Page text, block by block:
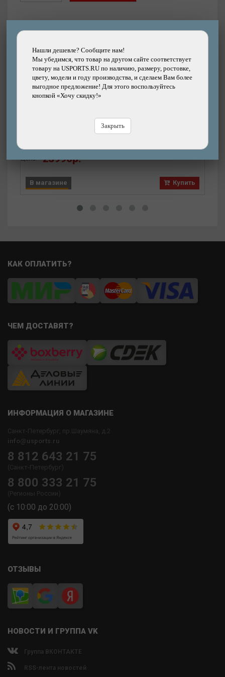
Нашли дешевле? Сообщите нам!
Мы убедимся, что товар на другом сайте соответствует
товару на USPORTS.RU по наличию, размеру, ростовке,
цвету, модели и году производства, и сделаем Вам более
выгодное предложение! Для этого воспользуйтесь
кнопкой «Хочу скидку!»
Закрыть
Другие товары каталога
Подробнее
9T LHD обод Pintour, втулка Wasp, один
хабгард
Цена: 23990р.
Купить
В магазине
КАК ОПЛАТИТЬ?
ЧЕМ ДОСТАВЯТ?
ИНФОРМАЦИЯ О МАГАЗИНЕ
Санкт-Петербург, пр.Шаумяна, д.2
info@usports.ru
8 812 643 21 75
(Санкт-Петербург)
8 800 333 21 75
(Регионы России)
(с 10:00 до 20:00)
ОТЗЫВЫ
НОВОСТИ И ГРУППА VK
Группа ВКОНТАКТЕ
RSS-лента новостей